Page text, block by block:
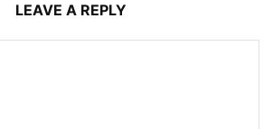
LEAVE A REPLY